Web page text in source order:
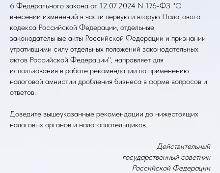
6 Федерального закона от 12.07.2024 N 176-ФЗ "О
внесении изменений в части первую и вторую Налогового
кодекса Российской Федерации, отдельные
законодательные акты Российской Федерации и признании
утратившими силу отдельных положений законодательных
актов Российской Федерации", направляет для
использования в работе рекомендации по применению
налоговой амнистии дробления бизнеса в форме вопросов и
ответов.
Доведите вышеуказанные рекомендации до нижестоящих
налоговых органов и налогоплательщиков.
Действительный
государственный советник
Российской Федерации